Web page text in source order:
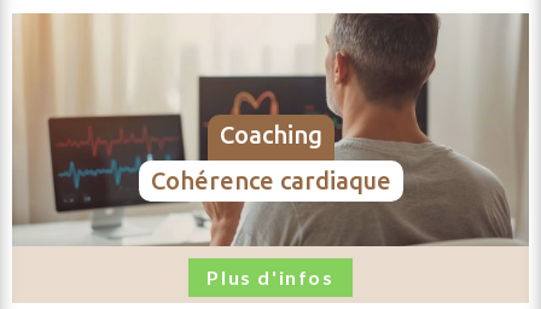
coaching
cohérence cardiaque
Plus d'infos